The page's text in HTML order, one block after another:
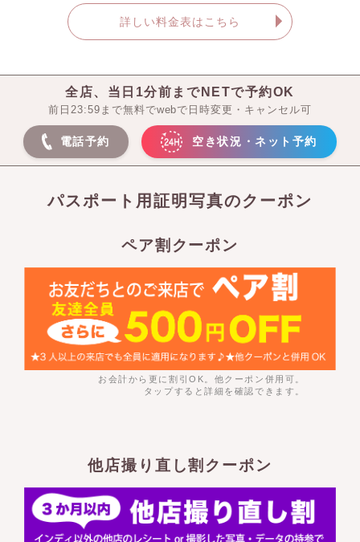
詳しい料金表はこちら
全店、当日1分前までNETで予約OK
前日23:59まで無料でwebで日時変更・キャンセル可
電話予約 空き状況・ネット予約
パスポート用証明写真のクーポン
ペア割クーポン
お会計から更に割引OK。他クーポン併用可。
タップすると詳細を確認できます。
他店撮り直し割クーポン